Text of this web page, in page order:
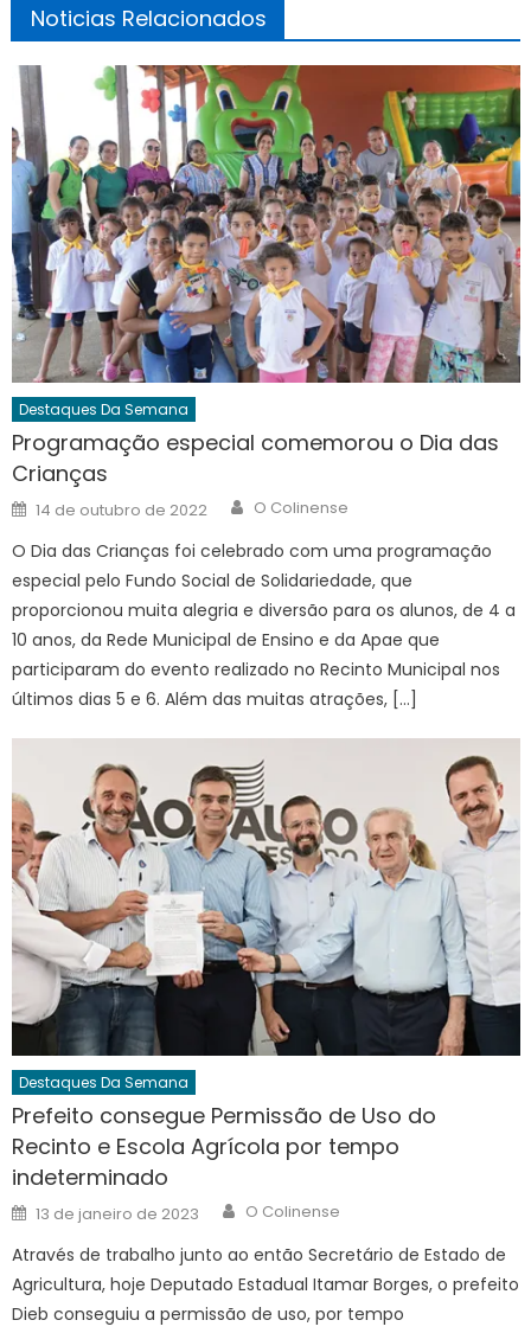
Noticias Relacionados
Destaques Da Semana
Programação especial comemorou o Dia das
Crianças
Posted
on
14 de outubro de 2022 Author
O Colinense
O Dia das Crianças foi celebrado com uma programação
especial pelo Fundo Social de Solidariedade, que
proporcionou muita alegria e diversão para os alunos, de 4 a
10 anos, da Rede Municipal de Ensino e da Apae que
participaram do evento realizado no Recinto Municipal nos
últimos dias 5 e 6. Além das muitas atrações, […]
Destaques Da Semana
Prefeito consegue Permissão de Uso do
Recinto e Escola Agrícola por tempo
indeterminado
Posted
on
13 de janeiro de 2023 Author
O Colinense
Através de trabalho junto ao então Secretário de Estado de
Agricultura, hoje Deputado Estadual Itamar Borges, o prefeito
Dieb conseguiu a permissão de uso, por tempo